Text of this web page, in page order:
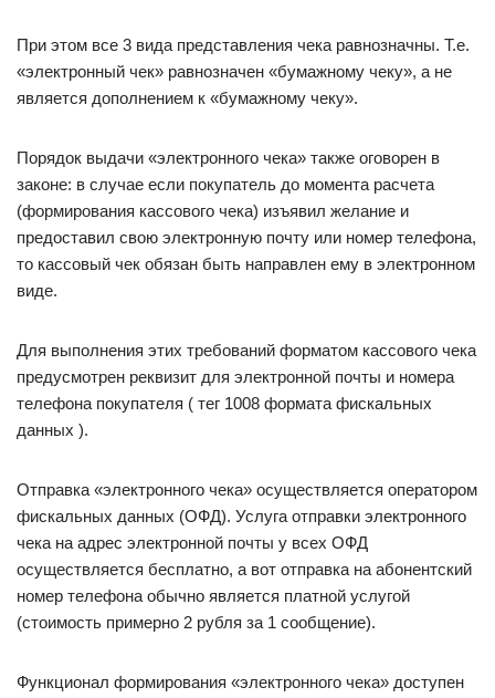
При этом все 3 вида представления чека равнозначны. Т.е.
«электронный чек» равнозначен «бумажному чеку», а не
является дополнением к «бумажному чеку».
Порядок выдачи «электронного чека» также оговорен в
законе: в случае если покупатель до момента расчета
(формирования кассового чека) изъявил желание и
предоставил свою электронную почту или номер телефона,
то кассовый чек обязан быть направлен ему в электронном
виде.
Для выполнения этих требований форматом кассового чека
предусмотрен реквизит для электронной почты и номера
телефона покупателя ( тег 1008 формата фискальных
данных ).
Отправка «электронного чека» осуществляется оператором
фискальных данных (ОФД). Услуга отправки электронного
чека на адрес электронной почты у всех ОФД
осуществляется бесплатно, а вот отправка на абонентский
номер телефона обычно является платной услугой
(стоимость примерно 2 рубля за 1 сообщение).
Функционал формирования «электронного чека» доступен